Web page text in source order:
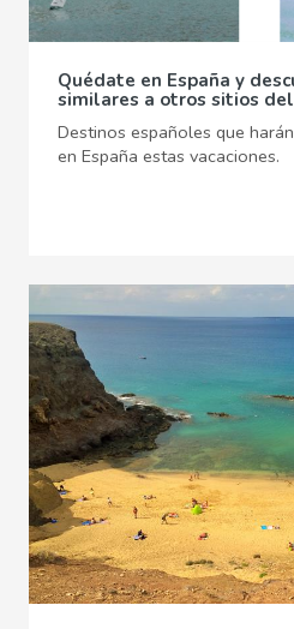
Quédate en España y
similares a otros sitios
Destinos españoles que
en España estas vacaciones.